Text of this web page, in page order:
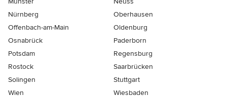
Nürnberg
Oberhausen
Offenbach-am-Main
Oldenburg
Osnabrück
Paderborn
Potsdam
Regensburg
Rostock
Saarbrücken
Solingen
Stuttgart
Wien
Wiesbaden